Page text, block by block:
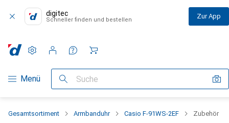
digitec
Schneller finden und bestellen Zur App
Navigation nach Kategorien
Menü Suche
Einstellungen
Kundenkonto
Vergleichslisten
Merklisten
Warenkorb
Gesamtsortiment Armbanduhr Casio F-91WS-2EF Zubehör